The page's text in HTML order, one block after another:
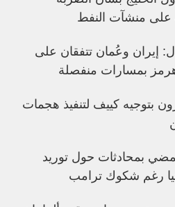
على منشآت النفط
إيران وعُمان تتفقان على
بمسارات منفصلة
بتوجيه كييف لتنفيذ هجمات
بمحادثات حول توريد
رغم شكوك ترامب